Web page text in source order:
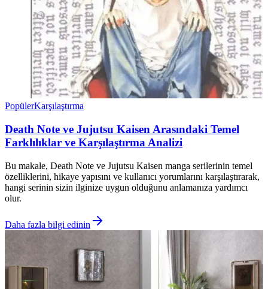
PopülerKarşılaştırma
Death Note ve Jujutsu Kaisen Arasındaki Temel
Farklılıklar ve Karşılaştırma Analizi
Bu makale, Death Note ve Jujutsu Kaisen manga serilerinin temel
özelliklerini, hikaye yapısını ve kullanıcı yorumlarını karşılaştırarak,
hangi serinin sizin ilginize uygun olduğunu anlamanıza yardımcı
olur.
Daha fazla bilgi edinin